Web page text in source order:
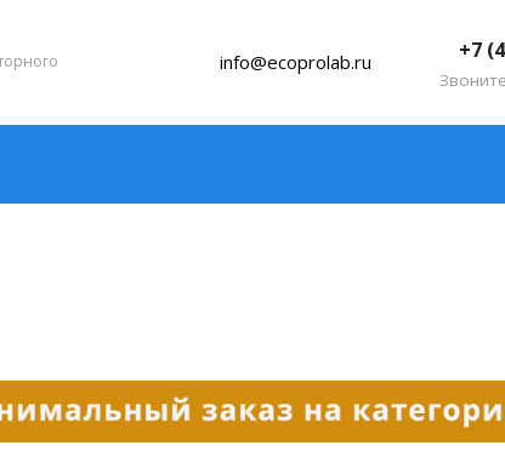
info@ecoprolab.ru +7